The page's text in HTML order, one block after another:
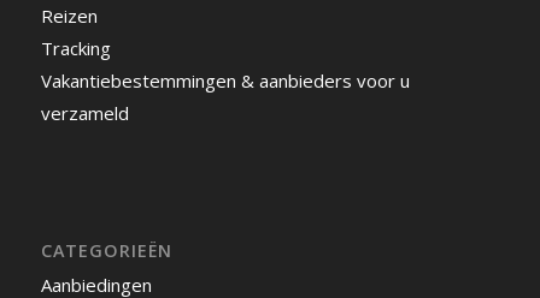
Reizen
Tracking
Vakantiebestemmingen & aanbieders voor u
verzameld
CATEGORIEËN
Aanbiedingen